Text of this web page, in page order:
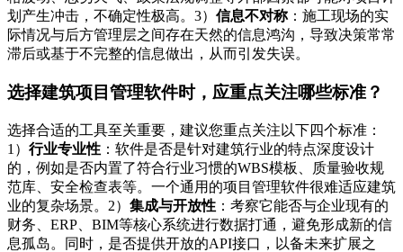
划产生冲击，不确定性极高。3） 信息不对称：施工现场的实
际情况与后方管理层之间存在天然的信息鸿沟，导致决策常常
滞后或基于不完整的信息做出，从而引发失误。
选择建筑项目管理软件时，应重点关注哪些标准？
选择合适的工具至关重要，建议您重点关注以下四个标准：
1） 行业专业性 ：软件是否是针对建筑行业的特点深度设计
的，例如是否内置了符合行业习惯的WBS模板、质量验收规
范库、安全检查表等。一个通用的项目管理软件很难适应建筑
业的复杂场景。2） 集成与开放性 ：考察它能否与企业现有的
财务、ERP、BIM等核心系统进行数据打通，避免形成新的信
息孤岛。同时，是否提供开放的API接口，以备未来扩展之